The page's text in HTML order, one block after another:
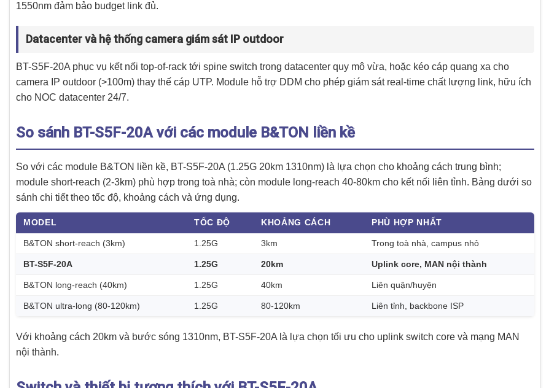
1550nm đảm bảo budget link đủ.
Datacenter và hệ thống camera giám sát IP outdoor
BT-S5F-20A phục vụ kết nối top-of-rack tới spine switch trong datacenter quy mô vừa, hoặc kéo cáp quang xa cho
camera IP outdoor (>100m) thay thế cáp UTP. Module hỗ trợ DDM cho phép giám sát real-time chất lượng link, hữu ích
cho NOC datacenter 24/7.
So sánh BT-S5F-20A với các module B&TON liền kề
So với các module B&TON liền kề, BT-S5F-20A (1.25G 20km 1310nm) là lựa chọn cho khoảng cách trung bình;
module short-reach (2-3km) phù hợp trong toà nhà; còn module long-reach 40-80km cho kết nối liên tỉnh. Bảng dưới so
sánh chi tiết theo tốc độ, khoảng cách và ứng dụng.
MODEL TỐC ĐỘ KHOẢNG CÁCH PHÙ HỢP NHẤT
B&TON short-reach (3km) 1.25G 3km Trong toà nhà, campus nhỏ
BT-S5F-20A 1.25G 20km Uplink core, MAN nội thành
B&TON long-reach (40km) 1.25G 40km Liên quận/huyện
B&TON ultra-long (80-120km) 1.25G 80-120km Liên tỉnh, backbone ISP
Với khoảng cách 20km và bước sóng 1310nm, BT-S5F-20A là lựa chọn tối ưu cho uplink switch core và mạng MAN
nội thành.